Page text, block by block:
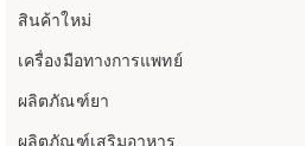
สินค้าใหม่
เครื่องมือทางการแพทย์
ผลิตภัณฑ์ยา
ผลิตภัณฑ์เสริมอาหาร